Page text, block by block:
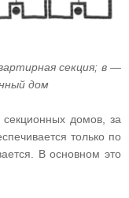
секция; в —
дом
домов, за
только по
В основном это